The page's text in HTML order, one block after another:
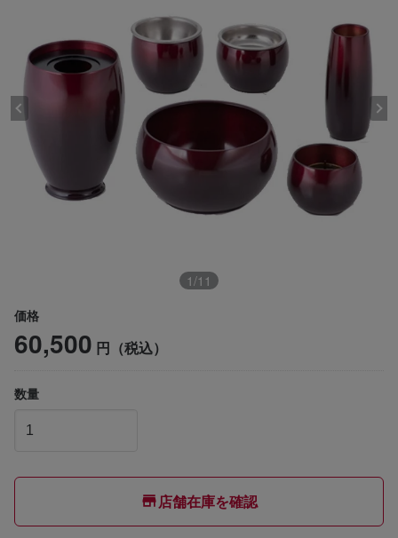
1/11
価格
60,500 円（税込）
数量
店舗在庫を確認